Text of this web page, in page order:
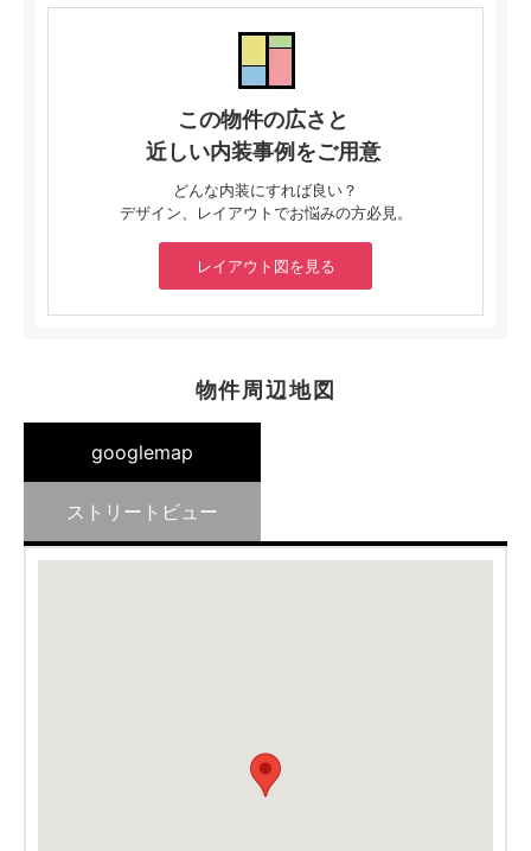
この物件の広さと
近しい内装事例をご用意
どんな内装にすれば良い？
デザイン、レイアウトでお悩みの方必見。
レイアウト図を見る
物件周辺地図
googlemap
ストリートビュー